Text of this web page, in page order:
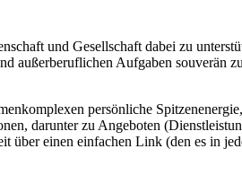
und Gesellschaft dabei zu
außerberuflichen Aufgaben souverän
persönliche
darunter zu Angeboten
über einen einfachen Link (den es in